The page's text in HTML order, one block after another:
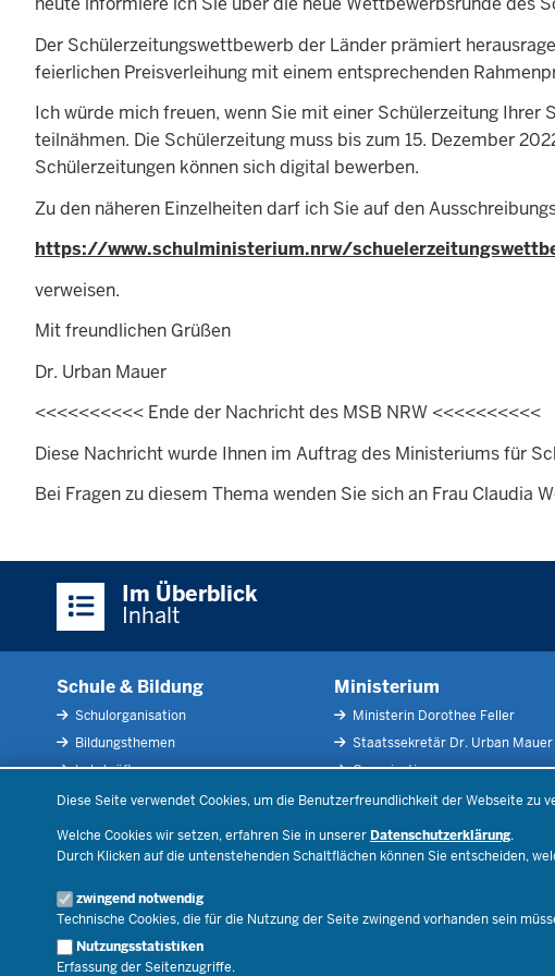
Diese Seite verwendet Cookies, um die Benutzerfreundlichkeit der Webseite zu
Welche Cookies wir setzen, erfahren Sie in unserer Datenschutzerklärung.
Durch Klicken auf die untenstehenden Schaltflächen können Sie entscheiden,
zwingend notwendig
Technische Cookies, die für die Nutzung der Seite zwingend vorhanden sein
Nutzungsstatistiken
Erfassung der Seitenzugriffe.
Der Schülerzeitungswettbewerb der Länder prämiert
feierlichen Preisverleihung mit einem entsprechenden
Ich würde mich freuen, wenn Sie mit einer Schülerzeitung
teilnähmen. Die Schülerzeitung muss bis zum 15. Dezember
Schülerzeitungen können sich digital bewerben.
Zu den näheren Einzelheiten darf ich Sie auf den
https://www.schulministerium.nrw/
verweisen.
Mit freundlichen Grüßen
Dr. Urban Mauer
<<<<<<<<<< Ende der Nachricht des MSB NRW <<<<<<<<<<
Diese Nachricht wurde Ihnen im Auftrag des Ministeriums für
Bei Fragen zu diesem Thema wenden Sie sich an Frau Claudia
Im Überblick
Inhalt
Schule & Bildung
Schulorganisation
Bildungsthemen
Lehrkräfte
Recht
Ministerium
Ministerin Dorothee Feller
Staatssekretär Dr. Urban Mauer
Organisation
Open Government
Bibliothek
Veranstaltungen